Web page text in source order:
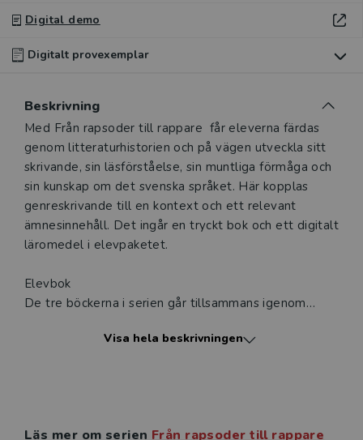
Digital demo
Digitalt provexemplar
digitalt provexemplar av den här produkten.
Ett digitalt provexemplar ger dig tillgång till det digitala
läromedlet där den digitala boken ingår under tre
månader. Observera att erbjudandet endast gäller
relevanta produkter för din undervisning (nivå och ämne)
och dig som är verksam i Sverige.Du kan naturligtvis alltid
kontakta vårkundserviceom du önskar ytterligare
Den här produkten kan beställas av lärare i grundskola
Beskrivning
Beskrivning
Med Från rapsoder till rappare får eleverna färdas
genom litteraturhistorien och på vägen utveckla sitt
skrivande, sin läsförståelse, sin muntliga förmåga och
sin kunskap om det svenska språket. Här kopplas
genreskrivande till en kontext och ett relevant
ämnesinnehåll. Det ingår en tryckt bok och ett digitalt
läromedel i elevpaketet.
Elevbok
De tre böckerna i serien går tillsammans igenom
per bok. Från rapsoder till rappare 7 tar upp
Visa hela beskrivningen
Läs mer om serien Från rapsoder till rappare